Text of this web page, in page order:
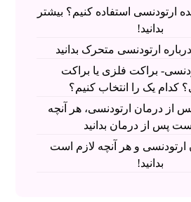
ارتودنسی استفاده کنیم؟ بیشتر
بدانید!
ارتودنسی متحرک بدانید
براکت فلزی یا براکت
کدام یک را انتخاب کنیم؟
از درمان ارتودنسی، هر آنچه
پس از درمان بدانید
ارتودنسی و هر آنچه لازم است
بدانید!